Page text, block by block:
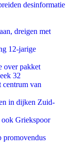
desinformatie
dreigen met
12-jarige
over pakket
32
centrum van
in dijken Zuid-
ook Griekspoor
promovendus